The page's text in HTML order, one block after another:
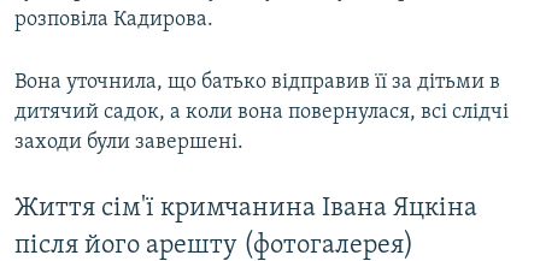
розповіла Кадирова.
Вона уточнила, що батько відправив її за дітьми в
дитячий садок, а коли вона повернулася, всі слідчі
заходи були завершені.
Життя сім'ї кримчанина Івана Яцкіна
після його арешту (фотогалерея)